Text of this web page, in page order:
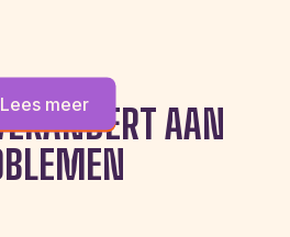
Lees meer
AAN